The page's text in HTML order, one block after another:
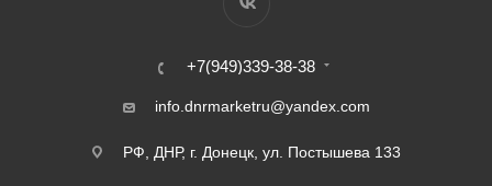
+7(949)339-38-38
info.dnrmarketru@yandex.com
РФ, ДНР, г. Донецк, ул. Постышева 133